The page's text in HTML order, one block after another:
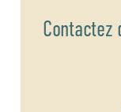
Contactez